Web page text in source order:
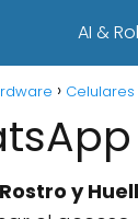
AI &
Celulares
y